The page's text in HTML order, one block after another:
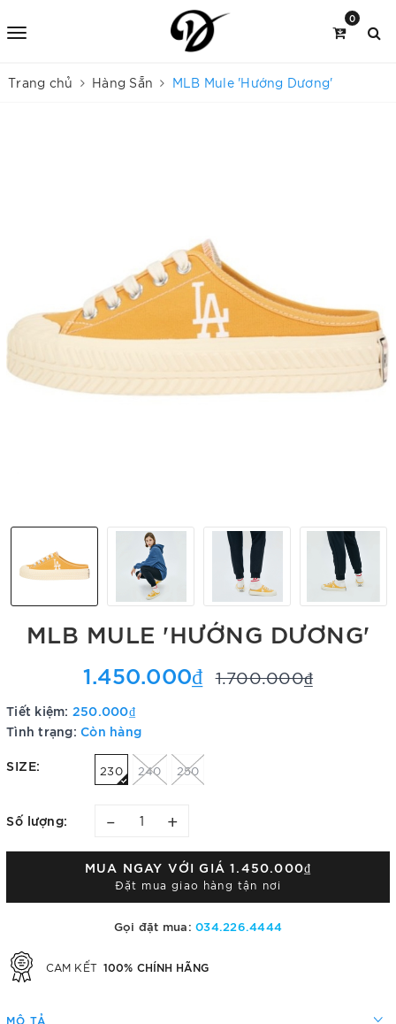
0
Trang chủ Hàng Sẵn MLB Mule 'Hướng Dương'
MLB MULE 'HƯỚNG DƯƠNG'
1.450.000₫ 1.700.000₫
Tiết kiệm: 250.000₫
Tình trạng: Còn hàng
SIZE: 230 240 250
Số lượng: – +
MUA NGAY VỚI GIÁ1.450.000₫
Đặt mua giao hàng tận nơi
Gọi đặt mua:034.226.4444
CAM KẾT 100% CHÍNH HÃNG
MÔ TẢ